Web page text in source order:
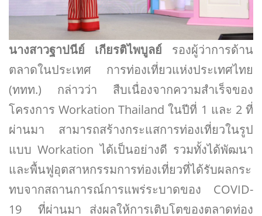
นางสาวฐาปนีย์ เกียรติไพบูลย์ รองผู้ว่าการด้าน
ตลาดในประเทศ การท่องเที่ยวแห่งประเทศไทย​
(ททท.) กล่าวว่า สืบเนื่องจากความสำเร็จของ
โครงการ Workation Thailand ในปีที่ 1 และ 2 ที่
ผ่านมา สามารถสร้างกระแสการท่องเที่ยวในรูป
แบบ Workation ได้เป็นอย่างดี รวมทั้งได้พัฒนา
และพื้นฟูอุตสาหกรรมการท่องเที่ยวที่ได้รับผลกระ
ทบจากสถานการณ์การแพร่ระบาดของ COVID-
19 ที่ผ่านมา​ ส่งผลให้การเติบโตของตลาดท่อง